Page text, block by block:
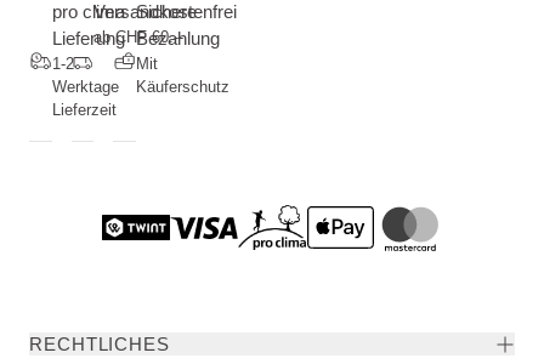
pro clima
Lieferung
1-2
Werktage
Lieferzeit
Versandkostenfrei
ab CHF 60.--
Sichere
Bezahlung
Mit
Käuferschutz
RECHTLICHES